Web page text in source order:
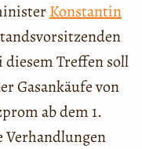
Konstantin
diesem Treffen soll
Gasankäufe von
ab dem 1.
Verhandlungen